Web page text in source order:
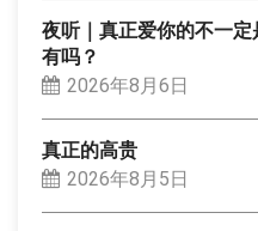
夜听｜真正爱你的不一
有吗？
2026年8月6日
真正的高贵
2026年8月5日